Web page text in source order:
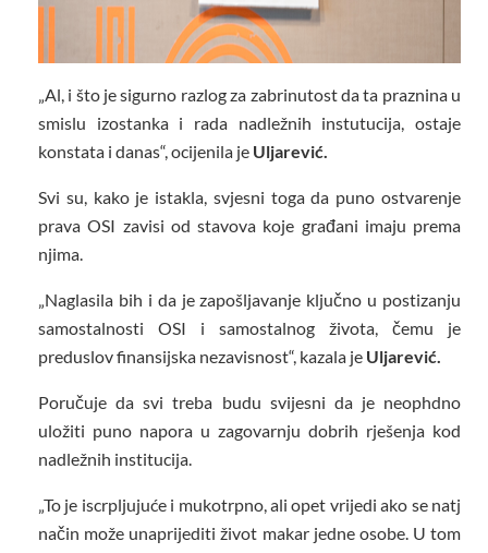
„Al, i što je sigurno razlog za zabrinutost da ta praznina u
smislu izostanka i rada nadležnih instutucija, ostaje
konstata i danas“, ocijenila je Uljarević.
Svi su, kako je istakla, svjesni toga da puno ostvarenje
prava OSI zavisi od stavova koje građani imaju prema
njima.
„Naglasila bih i da je zapošljavanje ključno u postizanju
samostalnosti OSI i samostalnog života, čemu je
preduslov finansijska nezavisnost“, kazala je Uljarević.
Poručuje da svi treba budu svijesni da je neophdno
uložiti puno napora u zagovarnju dobrih rješenja kod
nadležnih institucija.
„To je iscrpljujuće i mukotrpno, ali opet vrijedi ako se natj
način može unaprijediti život makar jedne osobe. U tom